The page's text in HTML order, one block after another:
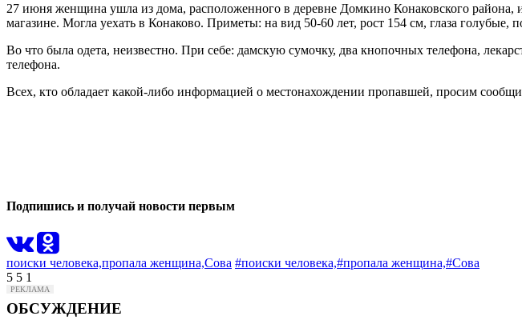
27 июня женщина ушла из дома, расположенного в деревне Домкино Конаковского района,
магазине. Могла уехать в Конаково. Приметы: на вид 50-60 лет, рост 154 см, глаза голубые,
Во что была одета, неизвестно. При себе: дамскую сумочку, два кнопочных телефона,
телефона.
Всех, кто обладает какой-либо информацией о местонахождении пропавшей, просим
Подпишись и получай новости первым
поиски человека,пропала женщина,Сова #поиски человека,#пропала женщина,#Сова
5 5 1
ОБСУЖДЕНИЕ